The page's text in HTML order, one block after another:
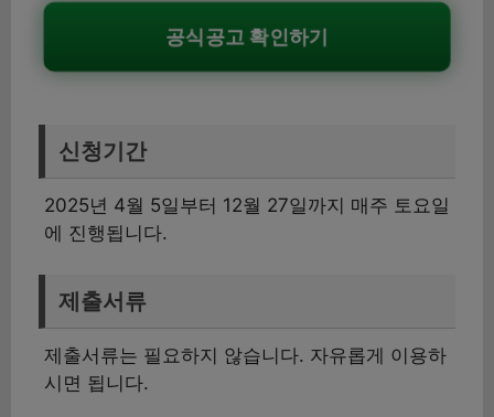
공식공고 확인하기
신청기간
2025년 4월 5일부터 12월 27일까지 매주 토요일
에 진행됩니다.
제출서류
제출서류는 필요하지 않습니다. 자유롭게 이용하
시면 됩니다.